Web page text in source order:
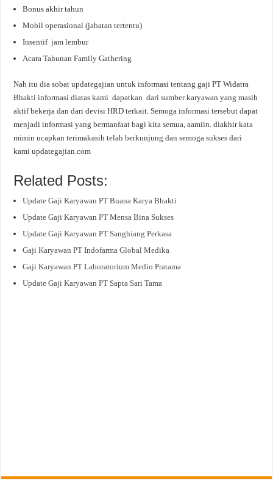
Bonus akhir tahun
Mobil operasional (jabatan tertentu)
Insentif jam lembur
Acara Tahunan Family Gathering
Nah itu dia sobat updategajian untuk informasi tentang gaji PT Widatra
Bhakti informasi diatas kami dapatkan dari sumber karyawan yang masih
aktif bekerja dan dari devisi HRD terkait. Semoga informasi tersebut dapat
menjadi informasi yang bermanfaat bagi kita semua, aamiin. diakhir kata
mimin ucapkan terimakasih telah berkunjung dan semoga sukses dari
kami updategajian.com
Related Posts:
Update Gaji Karyawan PT Buana Karya Bhakti
Update Gaji Karyawan PT Mensa Bina Sukses
Update Gaji Karyawan PT Sanghiang Perkasa
Gaji Karyawan PT Indofarma Global Medika
Gaji Karyawan PT Laboratorium Medio Pratama
Update Gaji Karyawan PT Sapta Sari Tama